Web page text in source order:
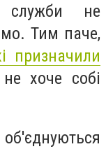
служби не
Тим паче,
призначили
хоче собі